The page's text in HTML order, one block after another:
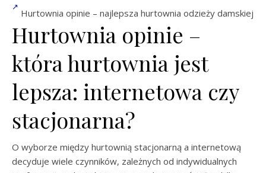
Hurtownia opinie – najlepsza hurtownia odzieży damskiej
Hurtownia opinie –
która hurtownia jest
lepsza: internetowa czy
stacjonarna?
O wyborze między hurtownią stacjonarną a internetową
decyduje wiele czynników, zależnych od indywidualnych